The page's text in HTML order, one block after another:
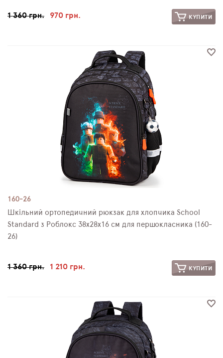
1 360 грн. 970 грн. КУПИТИ
160-26
Шкільний ортопедичний рюкзак для хлопчика School
Standard з Роблокс 38х28х16 см для першокласника (160-
26)
1 360 грн. 1 210 грн. КУПИТИ